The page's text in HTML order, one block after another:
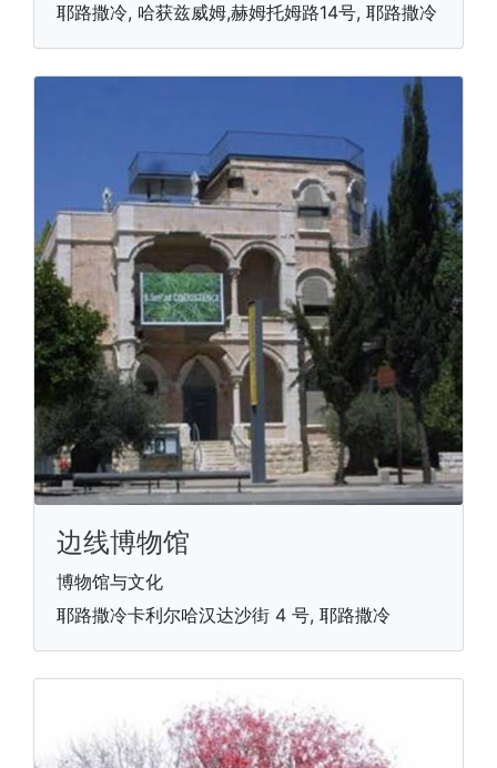
耶路撒冷, 哈获兹威姆,赫姆托姆路14号, 耶路撒冷
边线博物馆
博物馆与文化
耶路撒冷卡利尔哈汉达沙街 4 号, 耶路撒冷